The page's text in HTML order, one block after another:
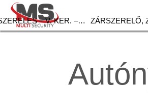
– V. KER. –… ZÁRSZERELŐ,